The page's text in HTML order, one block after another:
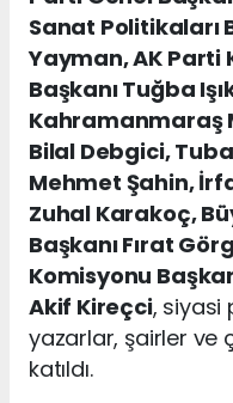
Sanat Politikaları
Yayman, AK Parti
Başkanı Tuğba
Kahramanmaraş
Bilal Debgici,
Mehmet Şahin,
Zuhal Karakoç,
Başkanı Fırat
Komisyonu
Akif Kireçci, siyasi
yazarlar, şairler ve
katıldı.